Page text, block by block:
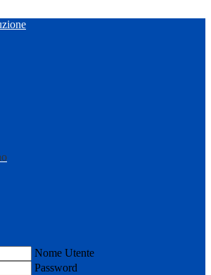
Nome Utente
Password